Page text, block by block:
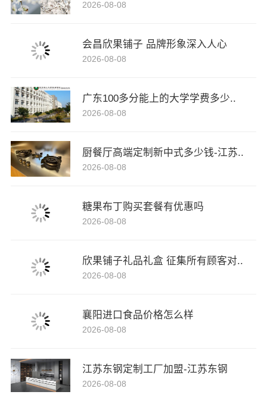
2026-08-08
会昌欣果铺子 品牌形象深入人心
2026-08-08
广东100多分能上的大学学费多少..
2026-08-08
厨餐厅高端定制新中式多少钱-江苏..
2026-08-08
糖果布丁购买套餐有优惠吗
2026-08-08
欣果铺子礼品礼盒 征集所有顾客对..
2026-08-08
襄阳进口食品价格怎么样
2026-08-08
江苏东钢定制工厂加盟-江苏东钢
2026-08-08